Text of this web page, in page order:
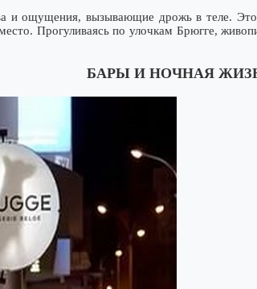
и ощущения, вызывающие дрожь в теле.
Прогуливаясь по улочкам Брюгге,
БАРЫ И НОЧНАЯ